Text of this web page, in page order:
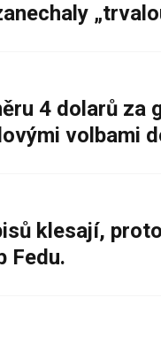
4 dolarů
volbami
klesají,
Fedu.